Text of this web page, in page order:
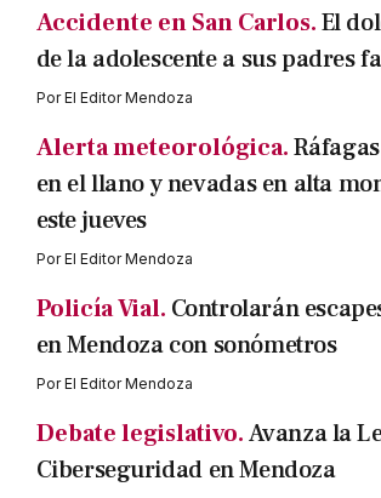
Accidente en San Carlos.El
de la adolescente a sus padres
PorEl Editor Mendoza
Alerta meteorológica.
en el llano y nevadas en alta
este jueves
PorEl Editor Mendoza
Policía Vial. Controlarán
en Mendoza con sonómetros
PorEl Editor Mendoza
Debate legislativo.Avanza la
Ciberseguridad en Mendoza